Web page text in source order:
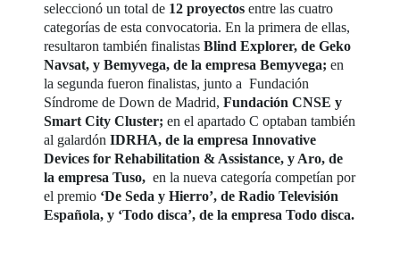
seleccionó un total de 12 proyectos entre las cuatro
categorías de esta convocatoria. En la primera de ellas,
resultaron también finalistasBlind Explorer, de Geko
Navsat, y Bemyvega, de la empresa Bemyvega;en
la segunda fueron finalistas, junto a Fundación
Síndrome de Down de Madrid, Fundación CNSE y
Smart City Cluster;en el apartado C optaban también
al galardónIDRHA, de la empresa Innovative
Devices for Rehabilitation & Assistance, y Aro, de
la empresa Tuso, en la nueva categoría competían por
el premio ‘De Seda y Hierro’, de Radio Televisión
Española, y ‘Todo disca’, de la empresa Todo disca.